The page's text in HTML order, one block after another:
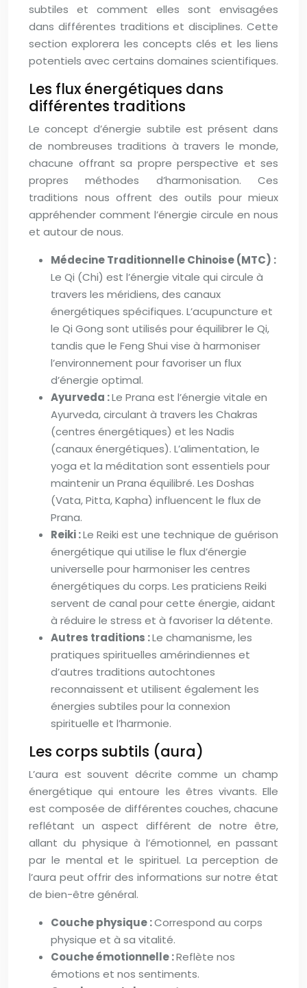
subtiles et comment elles sont envisagées
dans différentes traditions et disciplines. Cette
section explorera les concepts clés et les liens
potentiels avec certains domaines scientifiques.
Les flux énergétiques dans
différentes traditions
Le concept d’énergie subtile est présent dans
de nombreuses traditions à travers le monde,
chacune offrant sa propre perspective et ses
propres méthodes d’harmonisation. Ces
traditions nous offrent des outils pour mieux
appréhender comment l’énergie circule en nous
et autour de nous.
Médecine Traditionnelle Chinoise (MTC) :
Le Qi (Chi) est l’énergie vitale qui circule à
travers les méridiens, des canaux
énergétiques spécifiques. L’acupuncture et
le Qi Gong sont utilisés pour équilibrer le Qi,
tandis que le Feng Shui vise à harmoniser
l’environnement pour favoriser un flux
d’énergie optimal.
Ayurveda :Le Prana est l’énergie vitale en
Ayurveda, circulant à travers les Chakras
(centres énergétiques) et les Nadis
(canaux énergétiques). L’alimentation, le
yoga et la méditation sont essentiels pour
maintenir un Prana équilibré. Les Doshas
(Vata, Pitta, Kapha) influencent le flux de
Prana.
Reiki :Le Reiki est une technique de guérison
énergétique qui utilise le flux d’énergie
universelle pour harmoniser les centres
énergétiques du corps. Les praticiens Reiki
servent de canal pour cette énergie, aidant
à réduire le stress et à favoriser la détente.
Autres traditions :Le chamanisme, les
pratiques spirituelles amérindiennes et
d’autres traditions autochtones
reconnaissent et utilisent également les
énergies subtiles pour la connexion
spirituelle et l’harmonie.
Les corps subtils (aura)
L’aura est souvent décrite comme un champ
énergétique qui entoure les êtres vivants. Elle
est composée de différentes couches, chacune
reflétant un aspect différent de notre être,
allant du physique à l’émotionnel, en passant
par le mental et le spirituel. La perception de
l’aura peut offrir des informations sur notre état
de bien-être général.
Couche physique :Correspond au corps
physique et à sa vitalité.
Couche émotionnelle :Reflète nos
émotions et nos sentiments.